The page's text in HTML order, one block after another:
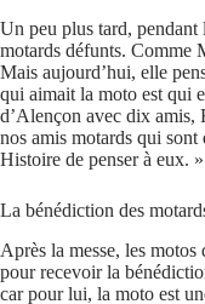
Un peu plus tard, pendant
motards défunts. Comme
Mais aujourd’hui, elle
qui aimait la moto est qui
d’Alençon avec dix
nos amis motards qui sont
Histoire de penser à eux. »
La bénédiction des
Après la messe, les
pour recevoir la
car pour lui, la moto est